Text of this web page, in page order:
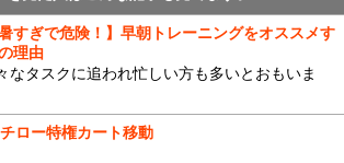
暑すぎで危険！】早朝トレーニングをオススメす
理由
なタスクに追われ忙しい方も多いとおもいま
ロー特権カート移動